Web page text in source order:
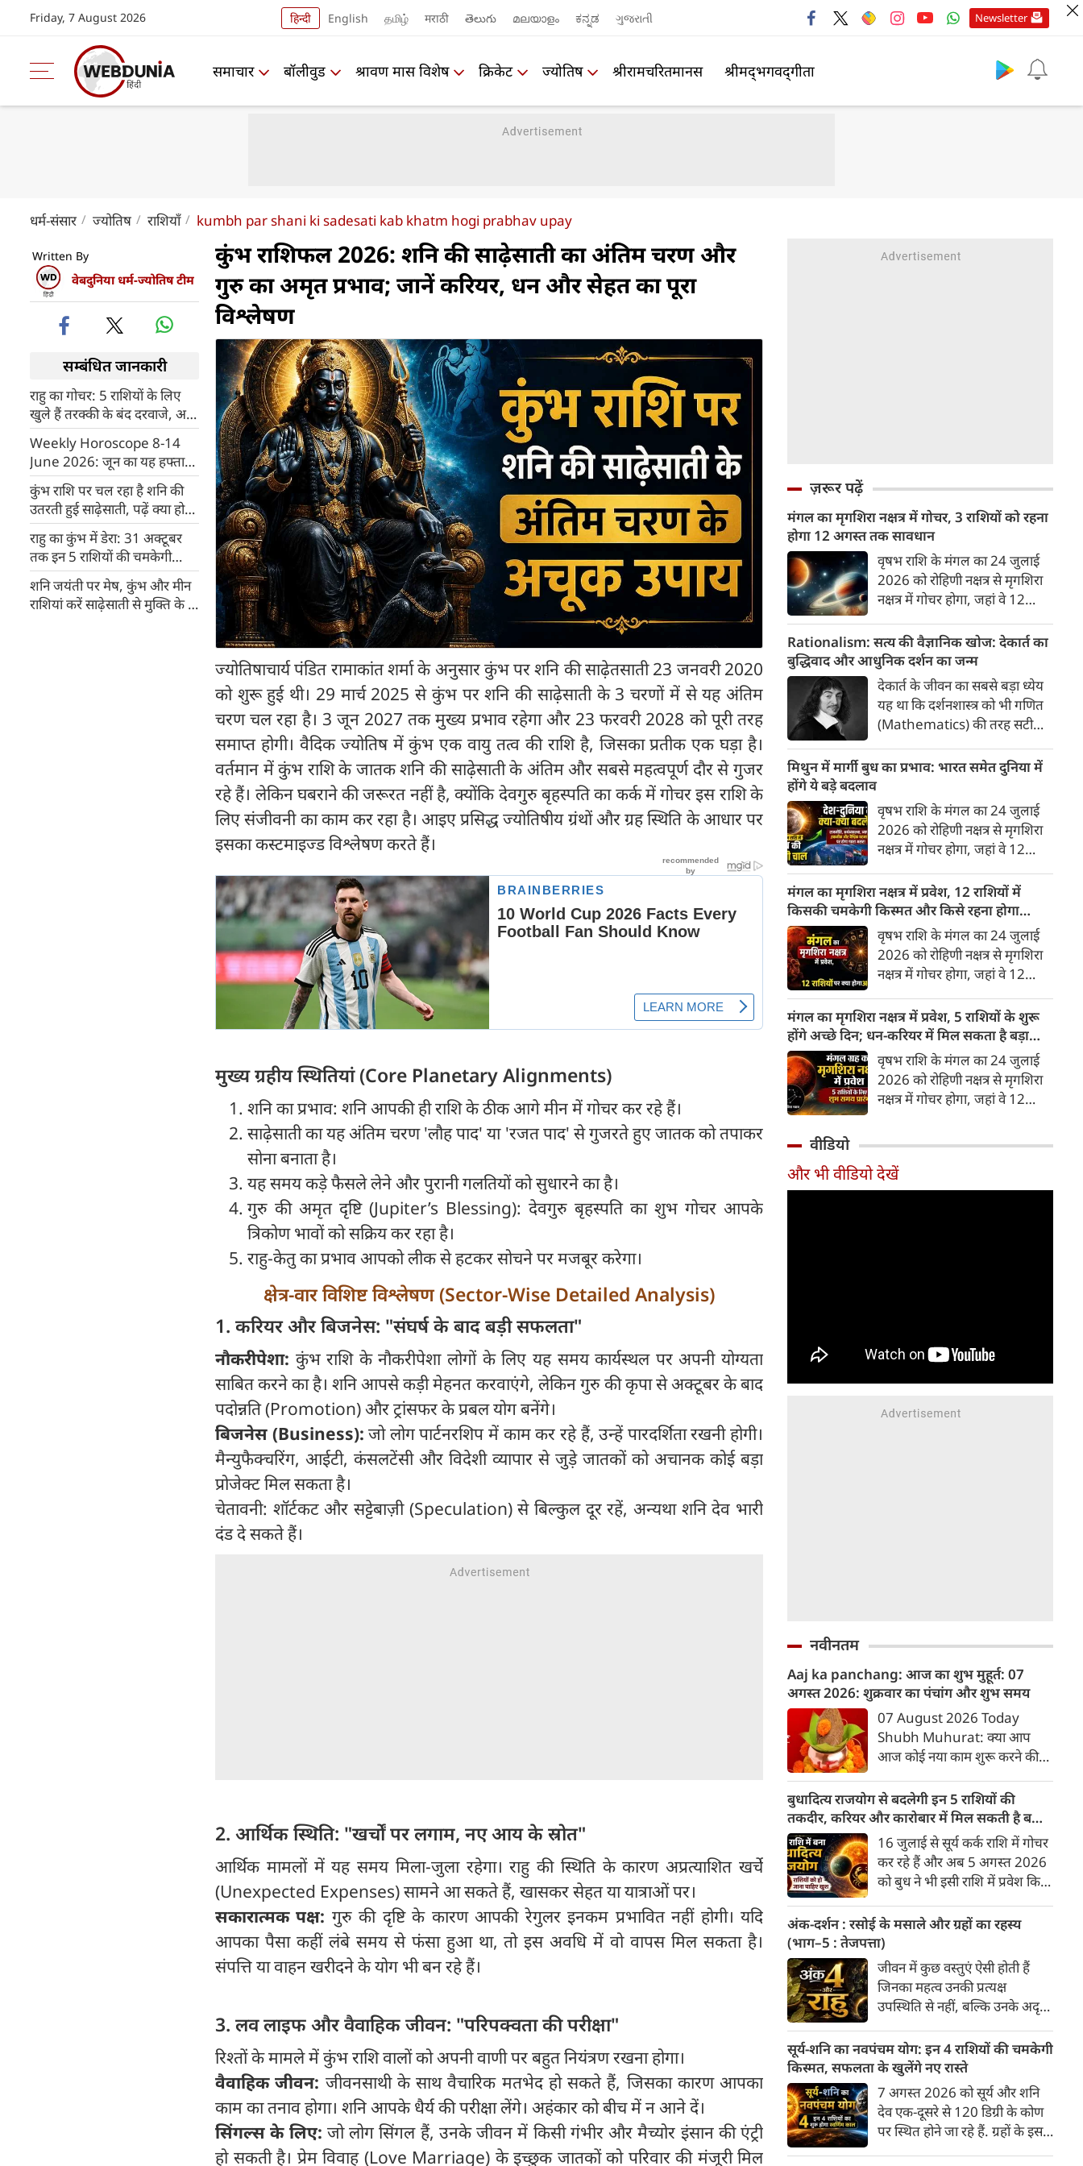
Friday, 7 August 2026 हिन्दी English தமிழ் मराठी తెలుగు മലയാളം ಕನ್ನಡ ગુજરાતી Newsletter
समाचार बॉलीवुड श्रावण मास विशेष क्रिकेट ज्योतिष श्रीरामचरितमानस श्रीमद्‍भगवद्‍गीता
धर्म-संसार ज्योतिष राशियाँ kumbh par shani ki sadesati kab khatm hogi prabhav upay
Written By
वेबदुनिया धर्म-ज्योतिष टीम
सम्बंधित जानकारी
राहु का गोचर: 5 राशियों के लिए
खुले हैं तरक्की के बंद दरवाजे, अभी
भी बचा है समय
Weekly Horoscope 8-14
June 2026: जून का यह हफ्ता
किन राशियों के लिए लाएगा नौकरी-
बिजनेस में बड़ी खुशखबरी?
कुंभ राशि पर चल रहा है शनि की
उतरती हुई साढ़ेसाती, पढ़ें क्या होगा
इसका प्रभाव
राहु का कुंभ में डेरा: 31 अक्टूबर
तक इन 5 राशियों की चमकेगी
किस्मत, आएगा बंपर उछाल
शनि जयंती पर मेष, कुंभ और मीन
राशियां करें साढ़ेसाती से मुक्ति के 5
कुंभ राशिफल 2026: शनि की साढ़ेसाती का अंतिम चरण और
गुरु का अमृत प्रभाव; जानें करियर, धन और सेहत का पूरा
विश्लेषण
ज्योतिषाचार्य पंडित रामाकांत शर्मा के अनुसार कुंभ पर शनि की साढ़ेतसाती 23 जनवरी 2020
को शुरू हुई थी। 29 मार्च 2025 से कुंभ पर शनि की साढ़ेसाती के 3 चरणों में से यह अंतिम
चरण चल रहा है। 3 जून 2027 तक मुख्य प्रभाव रहेगा और 23 फरवरी 2028 को पूरी तरह
समाप्त होगी। वैदिक ज्योतिष में कुंभ एक वायु तत्व की राशि है, जिसका प्रतीक एक घड़ा है।
वर्तमान में कुंभ राशि के जातक शनि की साढ़ेसाती के अंतिम और सबसे महत्वपूर्ण दौर से गुजर
रहे हैं। लेकिन घबराने की जरूरत नहीं है, क्योंकि देवगुरु बृहस्पति का कर्क में गोचर इस राशि के
लिए संजीवनी का काम कर रहा है। आइए प्रसिद्ध ज्योतिषीय ग्रंथों और ग्रह स्थिति के आधार पर
इसका कस्टमाइज्ड विश्लेषण करते हैं।
मुख्य ग्रहीय स्थितियां (Core Planetary Alignments)
शनि का प्रभाव: शनि आपकी ही राशि के ठीक आगे मीन में गोचर कर रहे हैं।
साढ़ेसाती का यह अंतिम चरण 'लौह पाद' या 'रजत पाद' से गुजरते हुए जातक को तपाकर
सोना बनाता है।
यह समय कड़े फैसले लेने और पुरानी गलतियों को सुधारने का है।
गुरु की अमृत दृष्टि (Jupiter’s Blessing): देवगुरु बृहस्पति का शुभ गोचर आपके
त्रिकोण भावों को सक्रिय कर रहा है।
राहु-केतु का प्रभाव आपको लीक से हटकर सोचने पर मजबूर करेगा।
क्षेत्र-वार विशिष्ट विश्लेषण (Sector-Wise Detailed Analysis)
1. करियर और बिजनेस: "संघर्ष के बाद बड़ी सफलता"
नौकरीपेशा: कुंभ राशि के नौकरीपेशा लोगों के लिए यह समय कार्यस्थल पर अपनी योग्यता
साबित करने का है। शनि आपसे कड़ी मेहनत करवाएंगे, लेकिन गुरु की कृपा से अक्टूबर के बाद
पदोन्नति (Promotion) और ट्रांसफर के प्रबल योग बनेंगे।
बिजनेस (Business):जो लोग पार्टनरशिप में काम कर रहे हैं, उन्हें पारदर्शिता रखनी होगी।
मैन्युफैक्चरिंग, आईटी, कंसलटेंसी और विदेशी व्यापार से जुड़े जातकों को अचानक कोई बड़ा
प्रोजेक्ट मिल सकता है।
चेतावनी: शॉर्टकट और सट्टेबाज़ी (Speculation) से बिल्कुल दूर रहें, अन्यथा शनि देव भारी
दंड दे सकते हैं।
2. आर्थिक स्थिति: "खर्चों पर लगाम, नए आय के स्रोत"
आर्थिक मामलों में यह समय मिला-जुला रहेगा। राहु की स्थिति के कारण अप्रत्याशित खर्चे
(Unexpected Expenses) सामने आ सकते हैं, खासकर सेहत या यात्राओं पर।
सकारात्मक पक्ष: गुरु की दृष्टि के कारण आपकी रेगुलर इनकम प्रभावित नहीं होगी। यदि
आपका पैसा कहीं लंबे समय से फंसा हुआ था, तो इस अवधि में वो वापस मिल सकता है।
संपत्ति या वाहन खरीदने के योग भी बन रहे हैं।
3. लव लाइफ और वैवाहिक जीवन: "परिपक्वता की परीक्षा"
रिश्तों के मामले में कुंभ राशि वालों को अपनी वाणी पर बहुत नियंत्रण रखना होगा।
वैवाहिक जीवन: जीवनसाथी के साथ वैचारिक मतभेद हो सकते हैं, जिसका कारण आपका
काम का तनाव होगा। शनि आपके धैर्य की परीक्षा लेंगे। अहंकार को बीच में न आने दें।
सिंगल्स के लिए: जो लोग सिंगल हैं, उनके जीवन में किसी गंभीर और मैच्योर इंसान की एंट्री
हो सकती है। प्रेम विवाह (Love Marriage) के इच्छुक जातकों को परिवार की मंजूरी मिल
ज़रूर पढ़ें
मंगल का मृगशिरा नक्षत्र में गोचर, 3 राशियों को रहना
होगा 12 अगस्त तक सावधान
वृषभ राशि के मंगल का 24 जुलाई
2026 को रोहिणी नक्षत्र से मृगशिरा
नक्षत्र में गोचर होगा, जहां वे 12
परिवर्तन के चलते 3 राशि के लोगों
को 12 अगस्त तक रहना होगा
सावधान। चलिए जानते हैं कि किन
राशि 3 राशियों को रहना होगा
सावधान।
Rationalism: सत्य की वैज्ञानिक खोज: देकार्त का
बुद्धिवाद और आधुनिक दर्शन का जन्म
देकार्त के जीवन का सबसे बड़ा ध्येय
यह था कि दर्शनशास्त्र को भी गणित
(Mathematics) की तरह सटीक,
जाए। वे एक ऐसा सार्वभौमिक सत्य
खोजना चाहते थे, जिस पर कोई भी
प्रश्नचिह्न न लगा सके। इसी विचार ने
बुद्धिवाद (Rationalism) की नींव
रखी। आइए, देकार्त के इस अद्भुत
दार्शनिक चिंतन के 4 प्रमुख स्तंभों को
गहराई से समझते हैं।
मिथुन में मार्गी बुध का प्रभाव: भारत समेत दुनिया में
होंगे ये बड़े बदलाव
वृषभ राशि के मंगल का 24 जुलाई
2026 को रोहिणी नक्षत्र से मृगशिरा
नक्षत्र में गोचर होगा, जहां वे 12
में एक बड़ा हलचल भरा मोड़ आ चुका
है- बुध ग्रह अपनी ही प्रिय राशि मिथुन
में सीधे (मार्गी) चलने लगे हैं। अब जब
बुद्धि और संवाद का कारक ग्रह सीधी
चाल चलेगा, तो जाहिर है आपकी
सोच, बातचीत और फैसलों की रफ्तार
भी बदल जाएगी।
मंगल का मृगशिरा नक्षत्र में प्रवेश, 12 राशियों में
किसकी चमकेगी किस्मत और किसे रहना होगा
सावधान?
वृषभ राशि के मंगल का 24 जुलाई
2026 को रोहिणी नक्षत्र से मृगशिरा
नक्षत्र में गोचर होगा, जहां वे 12
परिवर्तन के चलते मेष से लेकर मीन
तक किन राशियों के लिए शुभ और
किनके लिए है अशुभ। ज्योतिष शास्त्र
में मंगल को ऊर्जा, साहस, पराक्रम
और भूमि का कारक माना गया है,
जबकि मृगशिरा नक्षत्र के स्वामी स्वयं
मंगल का यह गोचर अत्यंत
शक्तिशाली और शुभ फलदायी माना
जा रहा है।
मंगल का मृगशिरा नक्षत्र में प्रवेश, 5 राशियों के शुरू
होंगे अच्छे दिन; धन-करियर में मिल सकता है बड़ा
लाभ
वृषभ राशि के मंगल का 24 जुलाई
2026 को रोहिणी नक्षत्र से मृगशिरा
नक्षत्र में गोचर होगा, जहां वे 12
बदलाव देखने को मिलेंगे और उनके
लिए लाभ के योग बनेंगे।
वीडियो
और भी वीडियो देखें
नवीनतम
Aaj ka panchang: आज का शुभ मुहूर्त: 07
अगस्‍त 2026: शुक्रवार का पंचांग और शुभ समय
07 August 2026 Today
Shubh Muhurat: क्या आप
आज कोई नया काम शुरू करने की
लेने वाले हैं? ज्योतिष और पंचांग के
अनुसार, किसी भी शुभ कार्य को सही
मुहूर्त में करने से सफलता की
संभावना बढ़ जाती है। 'वेबदुनिया'
आपके लिए लेकर आया है 07
अगस्‍त, 2026 का विशेष पंचांग और
शुभ-अशुभ मुहूर्त।
बुधादित्य राजयोग से बदलेगी इन 5 राशियों की
तकदीर, करियर और कारोबार में मिल सकती है बड़ी
सफलता
16 जुलाई से सूर्य कर्क राशि में गोचर
कर रहे हैं और अब 5 अगस्त 2026
को बुध ने भी इसी राशि में प्रवेश किया
युति से बुधादित्य राजयोग बनता है।
कर्क राशि में बुधादित्य राजयोग बनने
से मुख्य रूप से इन 5 राशियों के लिए
अत्यंत शुभ और लाभदायक समय की
शुरुआत होती है। मेष, मिथुन, कर्क,
कन्या और तुला।
अंक-दर्शन : रसोई के मसाले और ग्रहों का रहस्य
(भाग–5 : तेजपत्ता)
जीवन में कुछ वस्तुएं ऐसी होती हैं
जिनका महत्व उनकी प्रत्यक्ष
उपस्थिति से नहीं, बल्कि उनके अदृश्य
अधिक दिखाई नहीं देतीं, किंतु उनके
बिना संपूर्ण व्यवस्था अधूरी प्रतीत
होती है। भारतीय रसोई का तेजपत्ता
भी ऐसी ही एक विलक्षण वनौषधि है।
अधिकांश लोग उसे केवल पुलाव,
सब्ज़ी या मसालों का एक सामान्य
घटक मानते हैं, किंतु भारतीय परंपरा
सूर्य-शनि का नवपंचम योग: इन 4 राशियों की चमकेगी
किस्मत, सफलता के खुलेंगे नए रास्ते
7 अगस्त 2026 को सूर्य और शनि
देव एक-दूसरे से 120 डिग्री के कोण
पर स्थित होने जा रहे हैं. ग्रहों के इस